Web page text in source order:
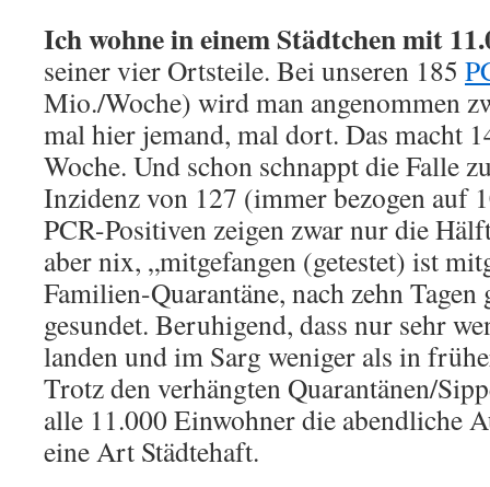
Ich wohne in einem Städtchen mit
seiner vier Ortsteile. Bei unseren 185
Mio./Woche) wird man angenommen
mal hier jemand, mal dort. Das macht
Woche. Und schon schnappt die Falle
Inzidenz von 127 (immer bezogen auf
PCR-Positiven zeigen zwar nur die
aber nix, „mitgefangen (getestet) ist
Familien-Quarantäne, nach zehn Tagen
gesundet. Beruhigend, dass nur sehr
landen und im Sarg weniger als in
Trotz den verhängten Quarantänen/
alle 11.000 Einwohner die abendliche
eine Art Städtehaft.